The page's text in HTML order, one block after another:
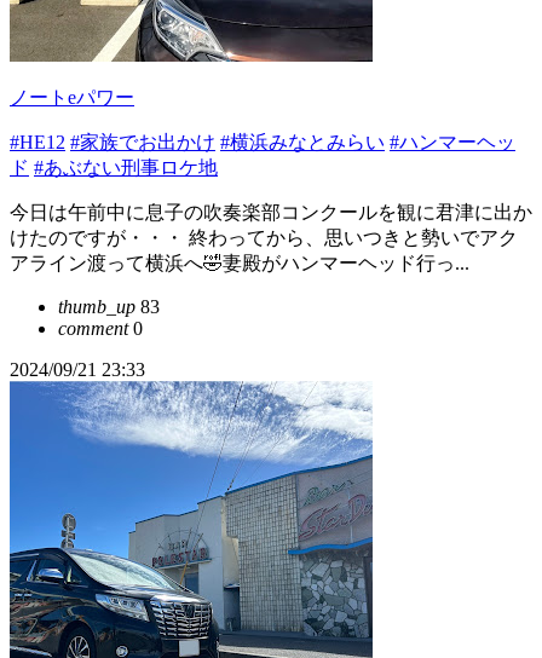
ノートeパワー
#HE12 #家族でお出かけ #横浜みなとみらい #ハンマーヘッ
ド #あぶない刑事ロケ地
今日は午前中に息子の吹奏楽部コンクールを観に君津に出か
けたのですが・・・ 終わってから、思いつきと勢いでアク
アライン渡って横浜へ🤣妻殿がハンマーヘッド行っ...
thumb_up 83
comment0
2024/09/21 23:33